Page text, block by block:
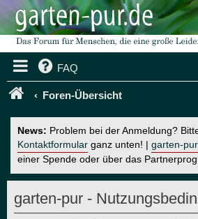
FAQ
Foren-Übersicht
News: Problem bei der Anmeldung?
Kontaktformular ganz unten! | garten-
einer Spende oder über das
garten-pur -